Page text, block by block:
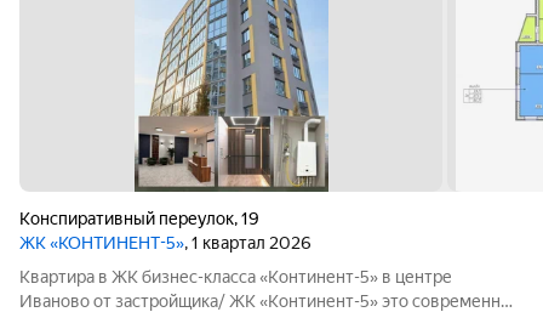
Конспиративный переулок,19
ЖК «КОНТИНЕНТ-5», 1 квартал 2026
Квартира в ЖК бизнес-класса «Континент-5» в центре
Иваново от застройщика/ ЖК «Континент-5» это современный